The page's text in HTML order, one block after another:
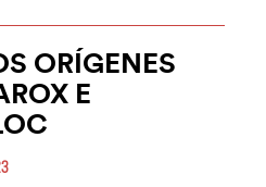
ORÍGENES
E